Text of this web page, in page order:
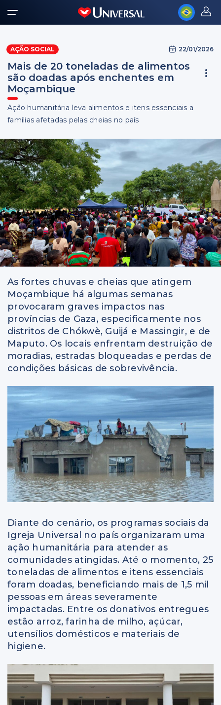
AÇÃO SOCIAL 22/01/2026
Mais de 20 toneladas de alimentos
são doadas após enchentes em
Moçambique
Ação humanitária leva alimentos e itens essenciais a
famílias afetadas pelas cheias no país
As fortes chuvas e cheias que atingem
Moçambique há algumas semanas
provocaram graves impactos nas
províncias de Gaza, especificamente nos
distritos de Chókwè, Guijá e Massingir, e de
Maputo. Os locais enfrentam destruição de
moradias, estradas bloqueadas e perdas de
condições básicas de sobrevivência.
Diante do cenário, os programas sociais da
Igreja Universal no país organizaram uma
ação humanitária para atender as
comunidades atingidas. Até o momento, 25
toneladas de alimentos e itens essenciais
foram doadas, beneficiando mais de 1,5 mil
pessoas em áreas severamente
impactadas. Entre os donativos entregues
estão arroz, farinha de milho, açúcar,
utensílios domésticos e materiais de
higiene.